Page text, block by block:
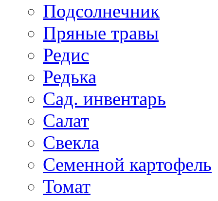
Подсолнечник
Пряные травы
Редис
Редька
Сад. инвентарь
Салат
Свекла
Семенной картофель
Томат